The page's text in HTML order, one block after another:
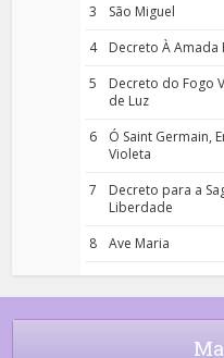
3
São Miguel
4
Decreto À Amada
5
Decreto do Fogo
de Luz
6
Ó Saint Germain,
Violeta
7
Decreto para a
Liberdade
8
Ave Maria
9
Rosário da
10 Decreto 50.03 –